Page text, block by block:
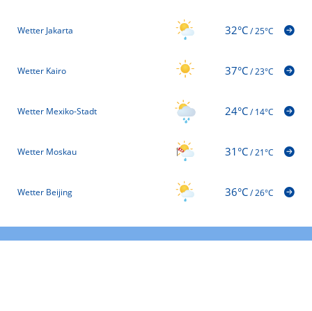
Wetter Jakarta 32°C/25°C
Wetter Kairo 37°C/23°C
Wetter Mexiko-Stadt 24°C/14°C
Wetter Moskau 31°C/21°C
Wetter Beijing 36°C/26°C